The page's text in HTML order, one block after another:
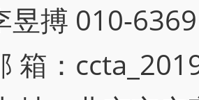
搏 010-
：